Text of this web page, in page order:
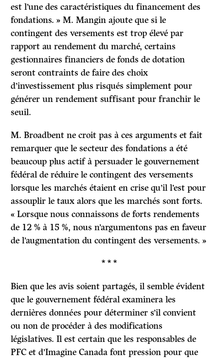
est l’une des caractéristiques du financement des
fondations. » M. Mangin ajoute que si le
contingent des versements est trop élevé par
rapport au rendement du marché, certains
gestionnaires financiers de fonds de dotation
seront contraints de faire des choix
d’investissement plus risqués simplement pour
générer un rendement suffisant pour franchir le
seuil.
M. Broadbent ne croit pas à ces arguments et fait
remarquer que le secteur des fondations a été
beaucoup plus actif à persuader le gouvernement
fédéral de réduire le contingent des versements
lorsque les marchés étaient en crise qu’il l’est pour
assouplir le taux alors que les marchés sont forts.
« Lorsque nous connaissons de forts rendements
de 12 % à 15 %, nous n’argumentons pas en faveur
de l’augmentation du contingent des versements. »
* * *
Bien que les avis soient partagés, il semble évident
que le gouvernement fédéral examinera les
dernières données pour déterminer s’il convient
ou non de procéder à des modifications
législatives. Il est certain que les responsables de
PFC et d’Imagine Canada font pression pour que